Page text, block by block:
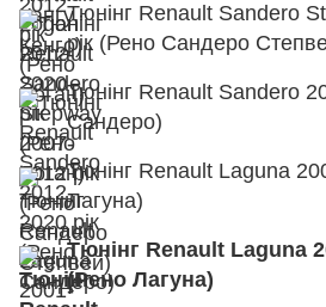
Тюнінг Renault Sandero
рік (Рено Сандеро
Тюнінг Renault Sandero
Сандеро)
Тюнінг Renault Laguna
Лагуна)
Тюнінг Renault Laguna
(Рено Лагуна)